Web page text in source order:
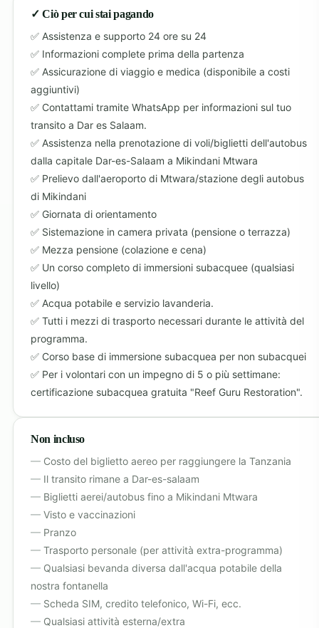
✓ Ciò per cui stai pagando
Assistenza e supporto 24 ore su 24
Informazioni complete prima della partenza
Assicurazione di viaggio e medica (disponibile a costi
aggiuntivi)
Contattami tramite WhatsApp per informazioni sul tuo
transito a Dar es Salaam.
Assistenza nella prenotazione di voli/biglietti dell'autobus
dalla capitale Dar-es-Salaam a Mikindani Mtwara
Prelievo dall'aeroporto di Mtwara/stazione degli autobus
di Mikindani
Giornata di orientamento
Sistemazione in camera privata (pensione o terrazza)
Mezza pensione (colazione e cena)
Un corso completo di immersioni subacquee (qualsiasi
livello)
Acqua potabile e servizio lavanderia.
Tutti i mezzi di trasporto necessari durante le attività del
programma.
Corso base di immersione subacquea per non subacquei
Per i volontari con un impegno di 5 o più settimane:
certificazione subacquea gratuita "Reef Guru Restoration".
Non incluso
Costo del biglietto aereo per raggiungere la Tanzania
Il transito rimane a Dar-es-salaam
Biglietti aerei/autobus fino a Mikindani Mtwara
Visto e vaccinazioni
Pranzo
Trasporto personale (per attività extra-programma)
Qualsiasi bevanda diversa dall'acqua potabile della
nostra fontanella
Scheda SIM, credito telefonico, Wi-Fi, ecc.
Qualsiasi attività esterna/extra